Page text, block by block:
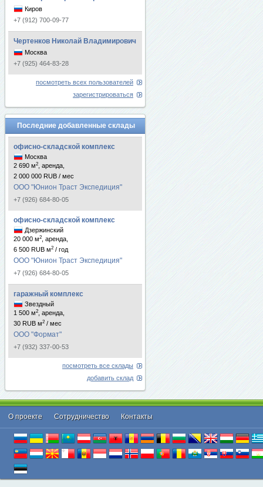
Киров
+7 (912) 700-09-77
Чертенков Николай Владимирович
Москва
+7 (925) 464-83-28
посмотреть всех пользователей
зарегистрироваться
Последние добавленные склады
офисно-складской комплекс
Москва
2 690 м2
, аренда,
2 000 000 RUB / мес
ООО "Юнион Траст Экспедиция"
+7 (926) 684-80-05
офисно-складской комплекс
Дзержинский
20 000 м2
, аренда,
6 500 RUB м2 / год
ООО "Юнион Траст Экспедиция"
+7 (926) 684-80-05
гаражный комплекс
Звездный
1 500 м2
, аренда,
30 RUB м2 / мес
ООО "Формат"
+7 (932) 337-00-53
посмотреть все склады
добавить склад
О проекте Cотрудничество Контакты